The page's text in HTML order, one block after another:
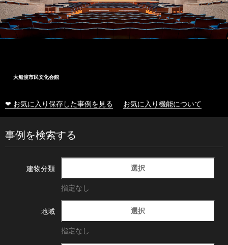
大船渡市民文化会館
❤ お気に入り保存した事例を見る お気に入り機能について
事例を検索する
建物分類 選択
指定なし
地域 選択
指定なし